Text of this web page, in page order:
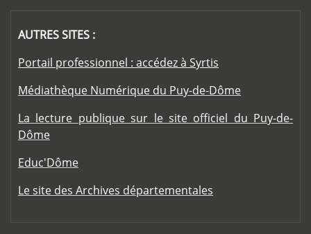
AUTRES SITES :
Portail professionnel : accédez à Syrtis
Médiathèque Numérique du Puy-de-Dôme
La lecture publique sur le site officiel du Puy-de-
Dôme
Educ'Dôme
Le site des Archives départementales